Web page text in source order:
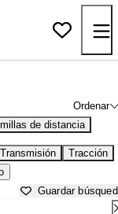
Ordenar
de distancia
Transmisión
Tracción
Guardar